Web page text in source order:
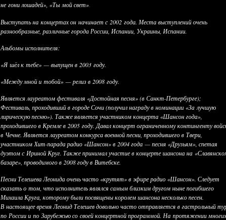
не гони лошадей», «Ты мой свет».
Выступать на концертах он начинает с 2002 года. Места выступлений очень
разнообразные, различные города России, Испании, Украины, Испании.
Альбомы исполнителя:
«Я шёл к тебе» — выпущен в 2003 году.
«Между мной и тобой» — релиз в 2008 году.
Является лауреатом фестиваля «Достойная песня» (в Санкт-Петербурге);
Фестиваль, проходивший в городе Сочи (получил награду в номинации «За лучшую
лирическую песню»). Также является участником концерта «Шансон года»,
проходившего в Кремле в 2005 году. Давал концерт ограниченному контингенту
в Чечне. Является лауреатом конкурса военной песни, проходившего в Твери,
участником Хит-парада радио «Шансон» в 2004 года — песня «Друзьям», спетая
дуэтом с Ириной Круг. Также принимал участие в концерте шансона на
базаре», проводимого в 2008 году в Витебске.
Песни Телешева Леонида очень часто «крутят» в эфире радио «Шансон». Следует
сказать о том, что исполнитель являлся самым близким другом ныне погибшего
Михаила Круга, которому были посвящены королем шансона несколько песен.
В настоящее время Леонид Телешев довольно часто отправляется в гастрольный
по России и по Зарубежью со своей концертной программой. На протяжении многих